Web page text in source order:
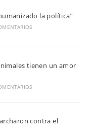
la política”
tienen un amor
contra el